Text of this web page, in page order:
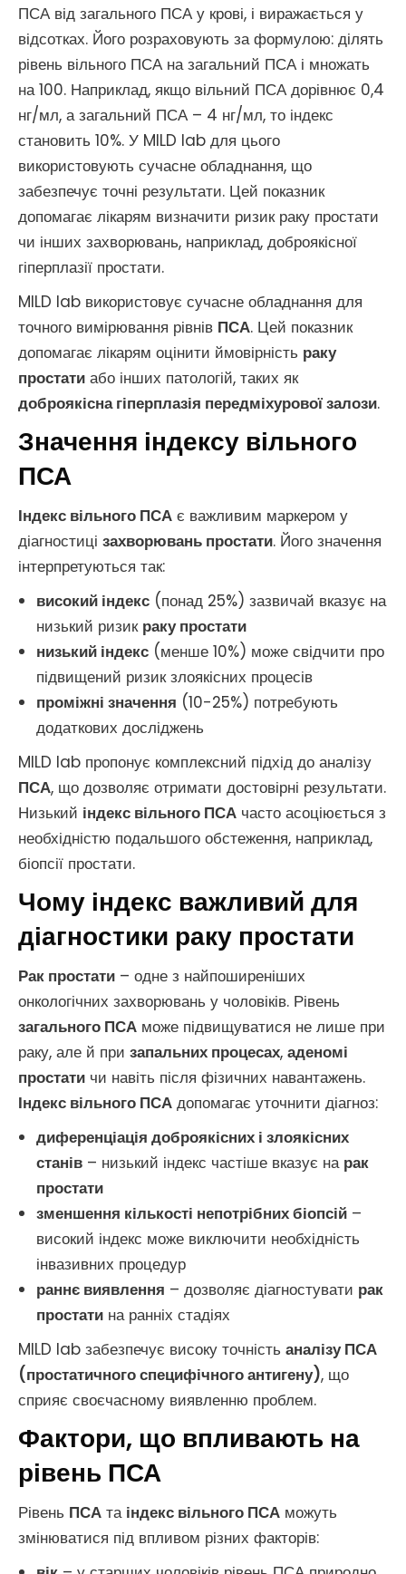
ПСА від загального ПСА у крові, і виражається у
відсотках. Його розраховують за формулою: ділять
рівень вільного ПСА на загальний ПСА і множать
на 100. Наприклад, якщо вільний ПСА дорівнює 0,4
нг/мл, а загальний ПСА – 4 нг/мл, то індекс
становить 10%. У MILD lab для цього
використовують сучасне обладнання, що
забезпечує точні результати. Цей показник
допомагає лікарям визначити ризик раку простати
чи інших захворювань, наприклад, доброякісної
гіперплазії простати.
MILD lab використовує сучасне обладнання для
точного вимірювання рівнів ПСА. Цей показник
допомагає лікарям оцінити ймовірність раку
простати або інших патологій, таких як
доброякісна гіперплазія передміхурової залози.
Значення індексу вільного
ПСА
Індекс вільного ПСА є важливим маркером у
діагностиці захворювань простати. Його значення
інтерпретуються так:
високий індекс (понад 25%) зазвичай вказує на
низький ризик раку простати
низький індекс (менше 10%) може свідчити про
підвищений ризик злоякісних процесів
проміжні значення (10-25%) потребують
додаткових досліджень
MILD lab пропонує комплексний підхід до аналізу
ПСА, що дозволяє отримати достовірні результати.
Низький індекс вільного ПСА часто асоціюється з
необхідністю подальшого обстеження, наприклад,
біопсії простати.
Чому індекс важливий для
діагностики раку простати
Рак простати – одне з найпоширеніших
онкологічних захворювань у чоловіків. Рівень
загального ПСА може підвищуватися не лише при
раку, але й при запальних процесах, аденомі
простати чи навіть після фізичних навантажень.
Індекс вільного ПСА допомагає уточнити діагноз:
диференціація доброякісних і злоякісних
станів – низький індекс частіше вказує на рак
простати
зменшення кількості непотрібних біопсій –
високий індекс може виключити необхідність
інвазивних процедур
раннє виявлення – дозволяє діагностувати рак
простати на ранніх стадіях
MILD lab забезпечує високу точність аналізу ПСА
(простатичного специфічного антигену), що
сприяє своєчасному виявленню проблем.
Фактори, що впливають на
рівень ПСА
Рівень ПСА та індекс вільного ПСА можуть
змінюватися під впливом різних факторів: